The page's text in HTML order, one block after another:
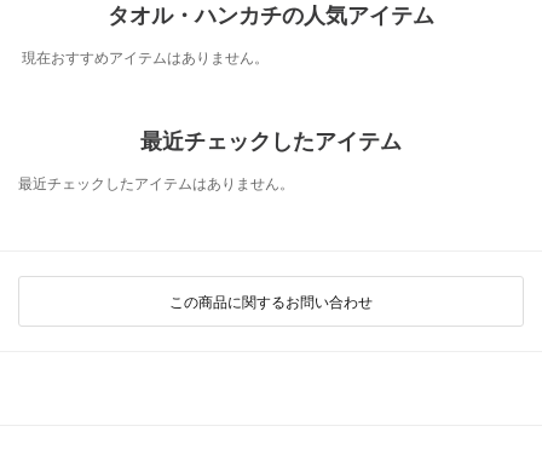
タオル・ハンカチの人気アイテム
現在おすすめアイテムはありません。
最近チェックしたアイテム
最近チェックしたアイテムはありません。
この商品に関するお問い合わせ